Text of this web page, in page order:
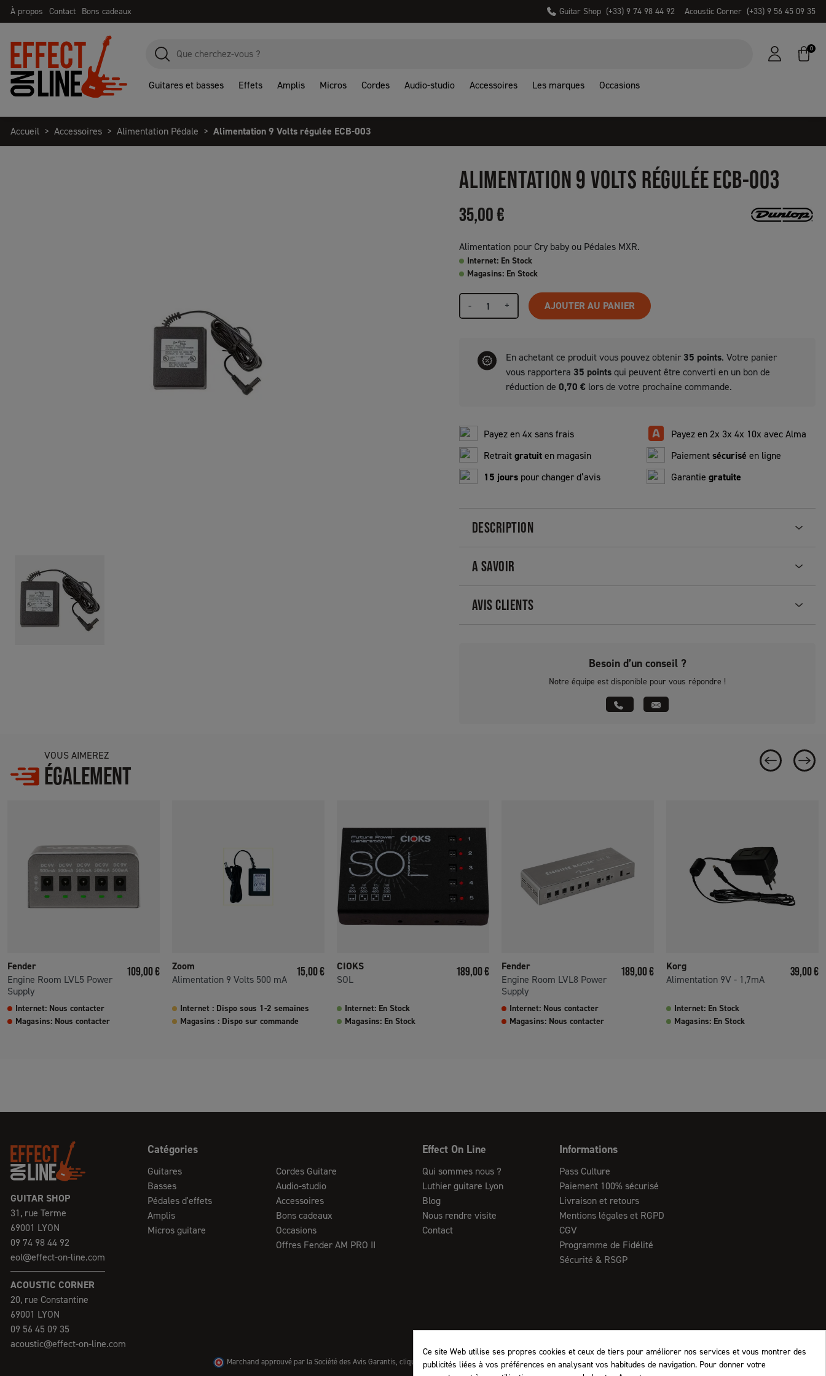
À propos Contact Bons cadeaux Guitar Shop (+33) 9 74 98 44 92 Acoustic Corner (+33) 9 56 45 09 35
0
Guitares et basses Effets Amplis Micros Cordes Audio-studio Accessoires Les marques Occasions
Accueil Accessoires Alimentation Pédale Alimentation 9 Volts régulée ECB-003
ALIMENTATION 9 VOLTS RÉGULÉE ECB-003
35,00 €
Alimentation pour Cry baby ou Pédales MXR.
Internet: En Stock
Magasins: En Stock
- + AJOUTER AU PANIER
En achetant ce produit vous pouvez obtenir35 points. Votre panier
vous rapportera 35 pointsqui peuvent être converti en un bon de
réduction de 0,70 € lors de votre prochaine commande.
Payez en 4x sans frais
Payez en 2x 3x 4x 10x avec Alma
Retraitgratuiten magasin Paiementsécurisé en ligne
15 jours pour changer d’avis Garantie gratuite
DESCRIPTION
A SAVOIR
AVIS CLIENTS
Besoin d’un conseil ?
Notre équipe est disponible pour vous répondre !
VOUS AIMEREZ
ÉGALEMENT
Fender
Engine Room LVL5 Power
Supply
Prix
109,00 €
Internet: Nous contacter
Magasins: Nous contacter
Zoom
Alimentation 9 Volts 500 mA
Prix
15,00 €
Internet : Dispo sous 1-2 semaines
Magasins : Dispo sur commande
CIOKS
SOL
Prix
189,00 €
Internet: En Stock
Magasins: En Stock
Fender
Engine Room LVL8 Power
Supply
Prix
189,00 €
Internet: Nous contacter
Magasins: Nous contacter
Korg
Alimentation 9V - 1,7mA
Prix
39,00 €
Internet: En Stock
Magasins: En Stock
GUITAR SHOP
31, rue Terme
69001 LYON
09 74 98 44 92
eol@effect-on-line.com
ACOUSTIC CORNER
20, rue Constantine
69001 LYON
09 56 45 09 35
acoustic@effect-on-line.com
Catégories
Guitares
Basses
Pédales d'effets
Amplis
Micros guitare
Cordes Guitare
Audio-studio
Accessoires
Bons cadeaux
Occasions
Offres Fender AM PRO II
Effect On Line
Qui sommes nous ?
Luthier guitare Lyon
Blog
Nous rendre visite
Contact
Informations
Pass Culture
Paiement 100% sécurisé
Livraison et retours
Mentions légales et RGPD
CGV
Programme de Fidélité
Sécurité & RSGP
Marchand approuvé par la Société des Avis Garantis,cliquez ici pour vérifier.
Ce site Web utilise ses propres cookies et ceux de tiers pour améliorer nos services et vous montrer des
publicités liées à vos préférences en analysant vos habitudes de navigation. Pour donner votre